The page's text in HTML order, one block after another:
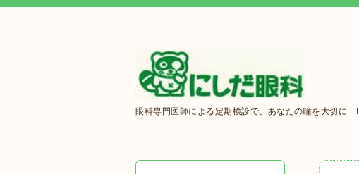
眼科専門医師による定期検診で、あなたの瞳を大切に !